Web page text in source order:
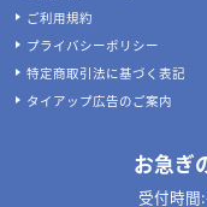
ご利用規約
プライバシーポリシー
特定商取引法に基づく表記
タイアップ広告のご案内
お急ぎ
受付時間